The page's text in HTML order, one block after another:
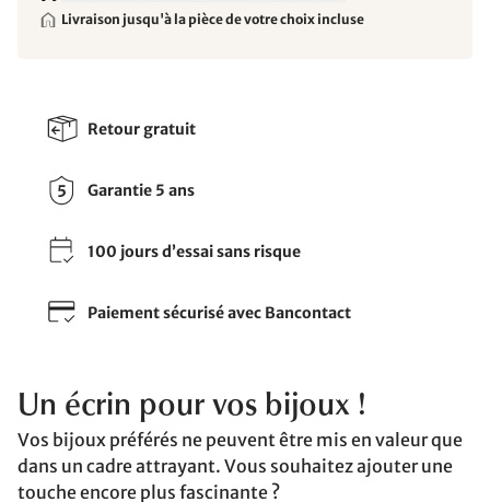
Livraison jusqu'à la pièce de votre choix incluse
Retour gratuit
Garantie 5 ans
100 jours d’essai sans risque
Paiement sécurisé avec Bancontact
Un écrin pour vos bijoux !
Vos bijoux préférés ne peuvent être mis en valeur que
dans un cadre attrayant. Vous souhaitez ajouter une
touche encore plus fascinante ?